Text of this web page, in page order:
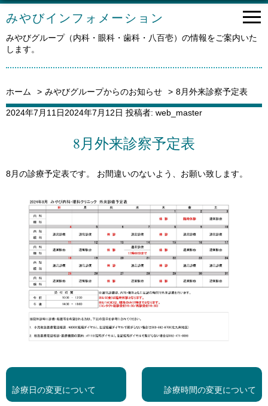
みやびインフォメーション
みやびグループ（内科・眼科・歯科・八百壱）の情報をご案内いた
します。
ホーム みやびグループからのお知らせ 8月外来診察予定表
投
2024年7月11日2024年7月12日 投稿者: web_master
8月外来診察予定表
8月の診療予定表です。 お間違いのないよう、お願い致します。
前
の
診療日の変更について
投
診療時間の変更について